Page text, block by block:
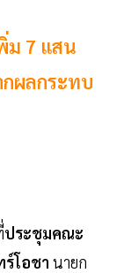
ม 7 แสน
ผลกระทบ
ประชุมคณะ
โอชา นายก